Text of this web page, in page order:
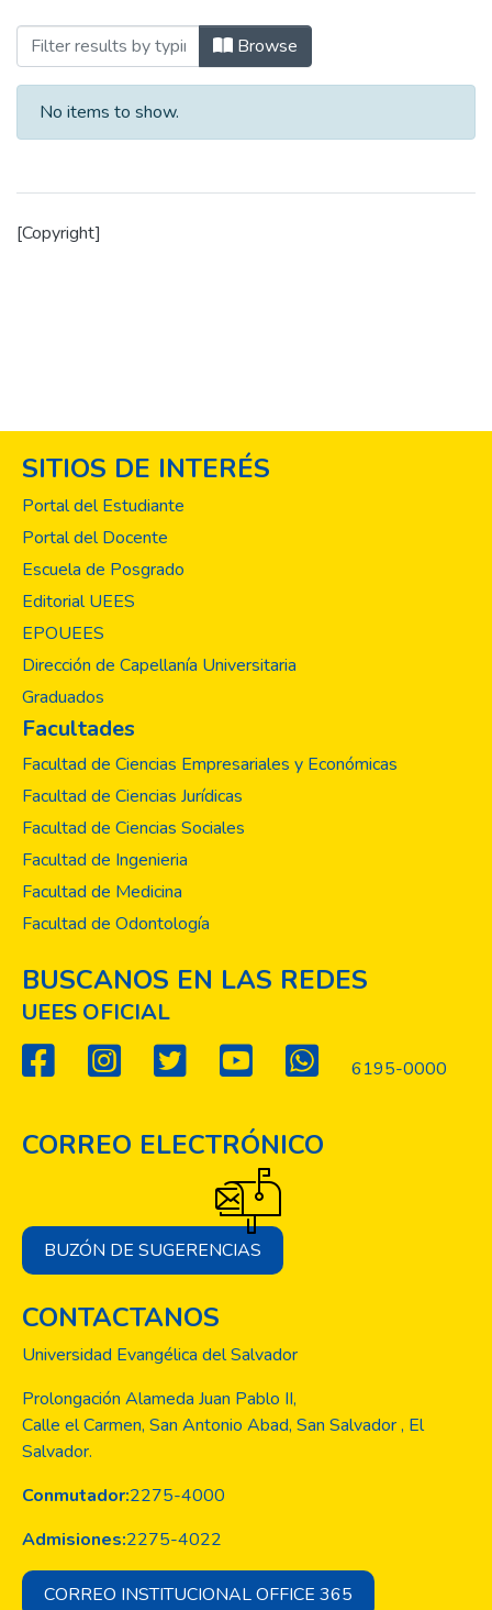
Browsing Eventos Sociales by Title
Browse
No items to show.
[Copyright]
SITIOS DE INTERÉS
Portal del Estudiante
Portal del Docente
Escuela de Posgrado
Editorial UEES
EPOUEES
Dirección de Capellanía Universitaria
Graduados
Facultades
Facultad de Ciencias Empresariales y Económicas
Facultad de Ciencias Jurídicas
Facultad de Ciencias Sociales
Facultad de Ingenieria
Facultad de Medicina
Facultad de Odontología
BUSCANOS EN LAS REDES
UEES OFICIAL
6195-0000
CORREO ELECTRÓNICO
BUZÓN DE SUGERENCIAS
CONTACTANOS
Universidad Evangélica del Salvador
Prolongación Alameda Juan Pablo II,
Calle el Carmen, San Antonio Abad, San Salvador , El
Salvador.
Conmutador:2275-4000
Admisiones:2275-4022
CORREO INSTITUCIONAL OFFICE 365